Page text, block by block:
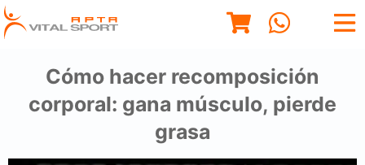
Cómo hacer recomposición
corporal: gana músculo, pierde
grasa